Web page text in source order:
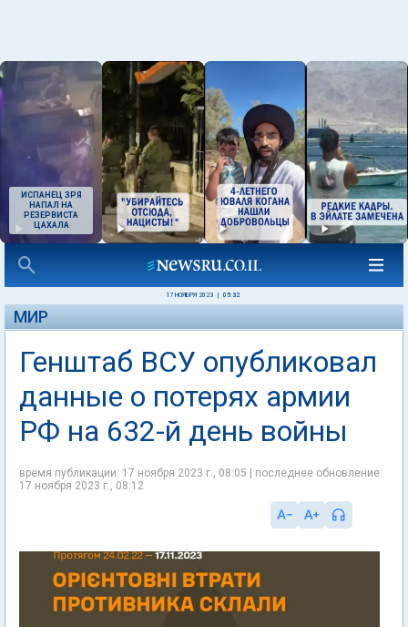
ИСПАНЕЦ ЗРЯ
НАПАЛ НА
РЕЗЕРВИСТА
ЦАХАЛА
17 НОЯБРЯ 2023 05:32
МИР
Генштаб ВСУ опубликовал
данные о потерях армии
РФ на 632-й день войны
время публикации: 17 ноября 2023 г., 08:05 | последнее обновление:
17 ноября 2023 г., 08:12